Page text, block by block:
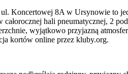
ul. Koncertowej 8A w Ursynowie to
całorocznej hali pneumatycznej, 2
wyjątkowo przyjazną
kortów online przez kluby.org.